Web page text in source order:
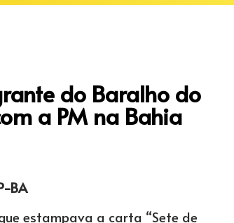
do Baralho do
a PM na Bahia
BA
estampava a carta “Sete de